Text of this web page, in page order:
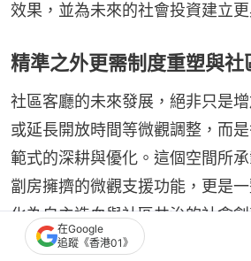
效果，並為未來的社會投資建立
精準之外更需制度重塑與社
社區客廳的未來發展，絕非只是
或延長開放時間等微觀調整，而
範式的深耕與優化。這個空間所
劏房擁擠的微觀支援功能，更是
化為自主造血與社區共治的社會
在Google
追蹤《香港01》